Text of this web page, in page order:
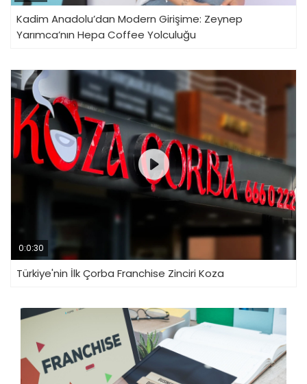
Kadim Anadolu’dan Modern Girişime: Zeynep
Yarımca’nın Hepa Coffee Yolculuğu
0:0:30
Türkiye'nin İlk Çorba Franchise Zinciri Koza